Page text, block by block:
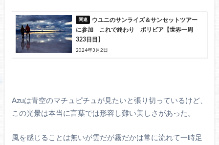
ウユニのサンライズ＆サンセットツアー
に参加 これで終わり ボリビア【世界一周
323日目】
2024年3月2日
Azuは青空のマチュピチュが見たいと張り切っているけど、
この光景は本当に言葉では形容し難い美しさがあった。
風を感じることは無いが雲だが霧だかは常に流れて一時足